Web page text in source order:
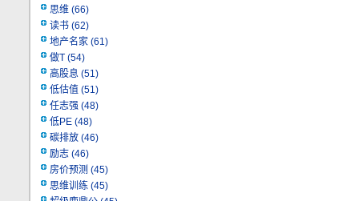
思维 (66)
读书 (62)
地产名家 (61)
做T (54)
高股息 (51)
低估值 (51)
任志强 (48)
低PE (48)
碳排放 (46)
励志 (46)
房价预测 (45)
思维训练 (45)